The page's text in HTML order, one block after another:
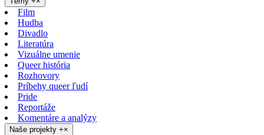
Film
Hudba
Divadlo
Literatúra
Vizuálne umenie
Queer história
Rozhovory
Príbehy queer ľudí
Pride
Reportáže
Komentáre a analýzy
Naše projekty +×